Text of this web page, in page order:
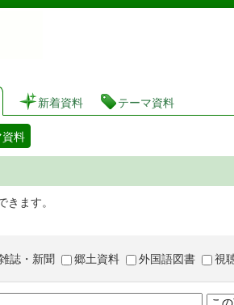
茨城県立図書館 蔵書検
新着資料 テーマ資料
資料
きます。
誌・新聞 郷土資料 外国語図書 視